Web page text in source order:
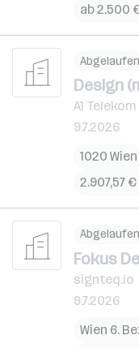
ab 2.500
Abgelaufen
Design
A1
9.7.2026
1020 Wien
2.907,57
Abgelaufen
Fokus
signteq.io
9.7.2026
Wien 6.